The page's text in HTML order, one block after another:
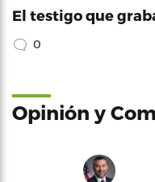
El testigo que
0
Opinión y